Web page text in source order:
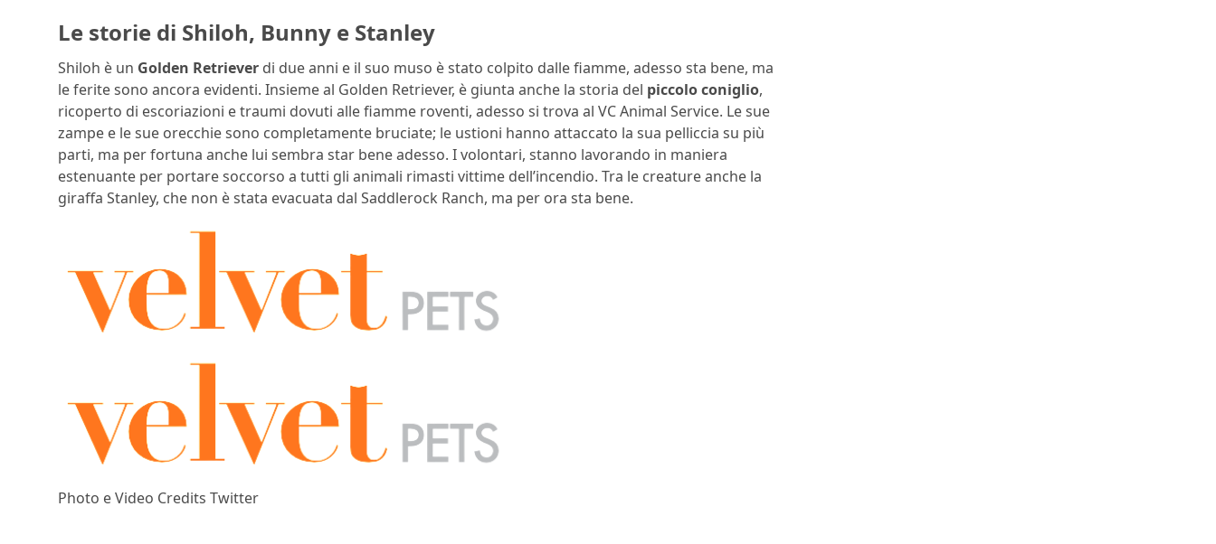
Le storie di Shiloh, Bunny e Stanley
Shiloh è un Golden Retriever di due anni e il suo muso è stato colpito dalle fiamme, adesso sta bene, ma
le ferite sono ancora evidenti. Insieme al Golden Retriever, è giunta anche la storia del piccolo coniglio,
ricoperto di escoriazioni e traumi dovuti alle fiamme roventi, adesso si trova al VC Animal Service. Le sue
zampe e le sue orecchie sono completamente bruciate; le ustioni hanno attaccato la sua pelliccia su più
parti, ma per fortuna anche lui sembra star bene adesso. I volontari, stanno lavorando in maniera
estenuante per portare soccorso a tutti gli animali rimasti vittime dell’incendio. Tra le creature anche la
giraffa Stanley, che non è stata evacuata dal Saddlerock Ranch, ma per ora sta bene.
Photo e Video Credits Twitter